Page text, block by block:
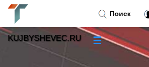
Поиск
KUJBYSHEVEC.RU ☰
Новости